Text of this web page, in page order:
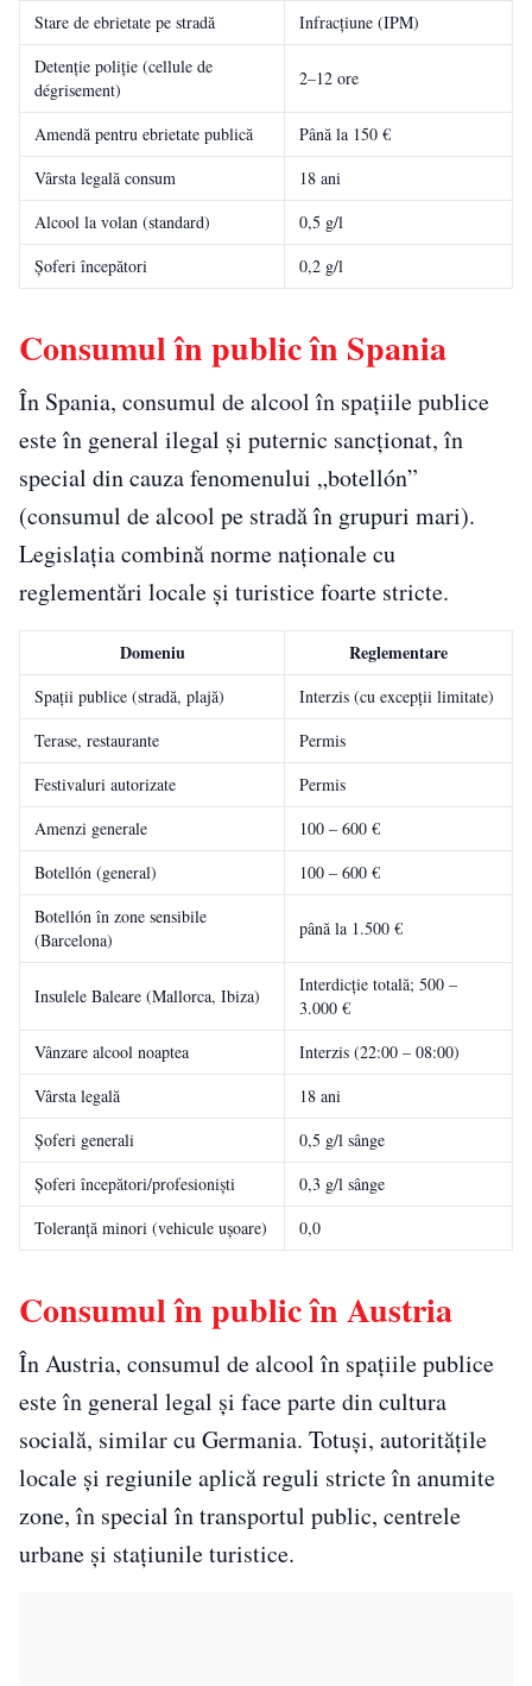
Stare de ebrietate pe stradă
Infracțiune (IPM)
Detenție poliție (cellule de
dégrisement)
2–12 ore
Amendă pentru ebrietate publică
Până la 150 €
Vârsta legală consum
18 ani
Alcool la volan (standard)
0,5 g/l
Șoferi începători
0,2 g/l
Consumul în public în Spania
În Spania, consumul de alcool în spațiile publice
este în general ilegal și puternic sancționat, în
special din cauza fenomenului „botellón”
(consumul de alcool pe stradă în grupuri mari).
Legislația combină norme naționale cu
reglementări locale și turistice foarte stricte.
Domeniu Reglementare
Spații publice (stradă, plajă)
Interzis (cu excepții limitate)
Terase, restaurante
Permis
Festivaluri autorizate
Permis
Amenzi generale
100 – 600 €
Botellón (general)
100 – 600 €
Botellón în zone sensibile
(Barcelona)
până la 1.500 €
Insulele Baleare (Mallorca, Ibiza)
Interdicție totală; 500 –
3.000 €
Vânzare alcool noaptea
Interzis (22:00 – 08:00)
Vârsta legală
18 ani
Șoferi generali
0,5 g/l sânge
Șoferi începători/profesioniști
0,3 g/l sânge
Toleranță minori (vehicule ușoare)
0,0
Consumul în public în Austria
În Austria, consumul de alcool în spațiile publice
este în general legal și face parte din cultura
socială, similar cu Germania. Totuși, autoritățile
locale și regiunile aplică reguli stricte în anumite
zone, în special în transportul public, centrele
urbane și stațiunile turistice.